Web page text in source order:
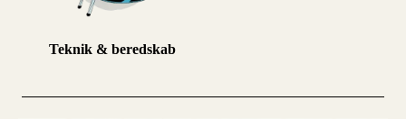
Teknik & beredskab